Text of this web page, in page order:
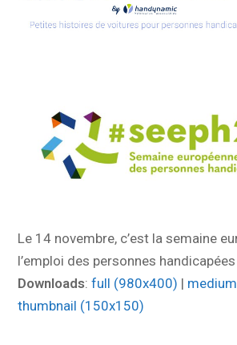
Le 14 novembre, c’est la semaine
l’emploi des personnes handicapées
Downloads:full (980x400) |
thumbnail (150x150)